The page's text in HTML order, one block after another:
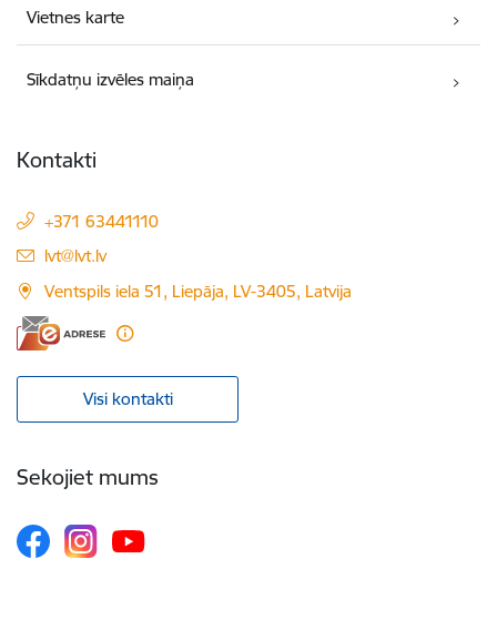
Vietnes karte
Sīkdatņu izvēles maiņa
Kontakti
+371 63441110
E-pasts:
lvt@lvt.lv
Ventspils iela 51, Liepāja, LV-3405, Latvija
Visi kontakti
Sekojiet mums